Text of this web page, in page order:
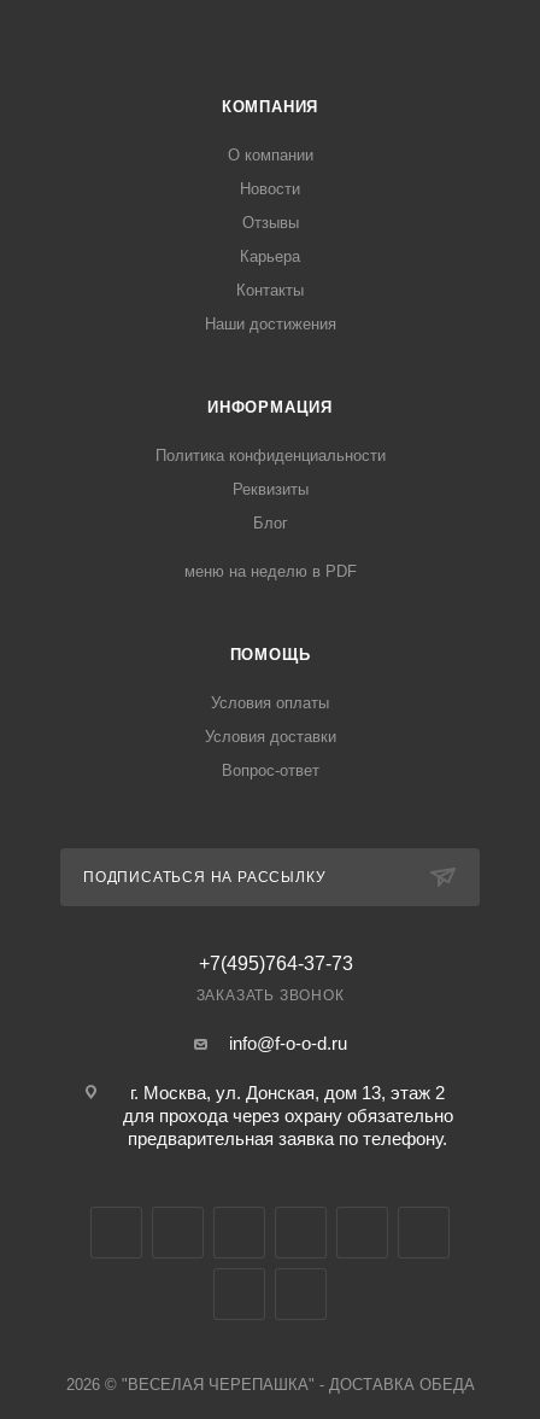
КОМПАНИЯ
О компании
Новости
Отзывы
Карьера
Контакты
Наши достижения
ИНФОРМАЦИЯ
Политика конфиденциальности
Реквизиты
Блог
меню на неделю в PDF
ПОМОЩЬ
Условия оплаты
Условия доставки
Вопрос-ответ
ПОДПИСАТЬСЯ НА РАССЫЛКУ
+7(495)764-37-73
ЗАКАЗАТЬ ЗВОНОК
info@f-o-o-d.ru
г. Москва, ул. Донская, дом 13, этаж 2
для прохода через охрану обязательно
предварительная заявка по телефону.
2026 © "ВЕСЕЛАЯ ЧЕРЕПАШКА" - ДОСТАВКА ОБЕДА